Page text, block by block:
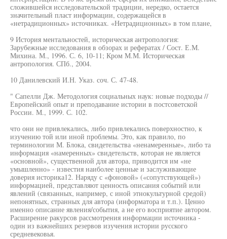
сложившейся исследовательской традиции, нередко, остается
значительный пласт информации, содержащейся в
«нетрадиционных» источниках. «Нетрадиционных» в том плане,
9 История ментальностей, историческая антропология:
Зарубежные исследования в обзорах и рефератах / Сост. Е.М.
Михина. М., 1996. С. 6, 10-11; Кром М.М. Историческая
антропология. СПб., 2004.
10 Данилевский И.Н. Указ. соч. С. 47-48.
" Сапелли Дж. Методология социальных наук: новые подходы //
Европейский опыт и преподавание истории в постсоветской
России. М., 1999. С. 102.
что они не привлекались, либо привлекались поверхностно, к
изучению той или иной проблемы. Это, как правило, по
терминологии М. Блока, свидетельства «ненамеренные», либо та
информация «намеренных» свидетельств, которая не является
«основной», существенной для автора, приводится им «не
умышленно» - известия наиболее ценные и заслуживающие
доверия историка12. Наряду с «фоновой» («сопутствующей»)
информацией, представляют ценность описания событий или
явлений (связанных, например, с иной этнокультурной средой)
непонятных, странных для автора (информатора и т.п.). Ценно
именно описание явления/события, а не его восприятие автором.
Расширение ракурсов рассмотрения информации источника -
один из важнейших резервов изучения истории русского
средневековья.